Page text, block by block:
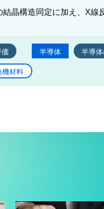
晶構造同定に加え、X線
半導体 半導
機材料